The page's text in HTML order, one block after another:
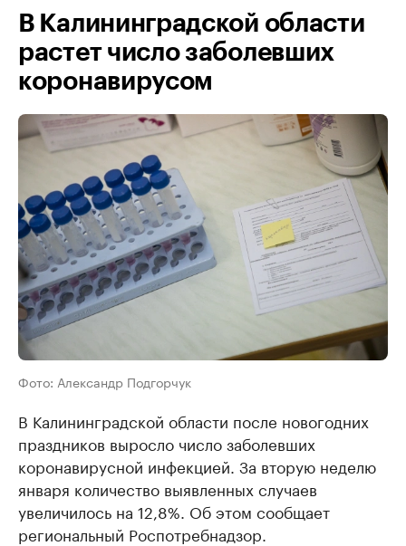
В Калининградской области
растет число заболевших
коронавирусом
Фото: Александр Подгорчук
В Калининградской области после новогодних
праздников выросло число заболевших
коронавирусной инфекцией. За вторую неделю
января количество выявленных случаев
увеличилось на 12,8%. Об этом сообщает
региональный Роспотребнадзор.